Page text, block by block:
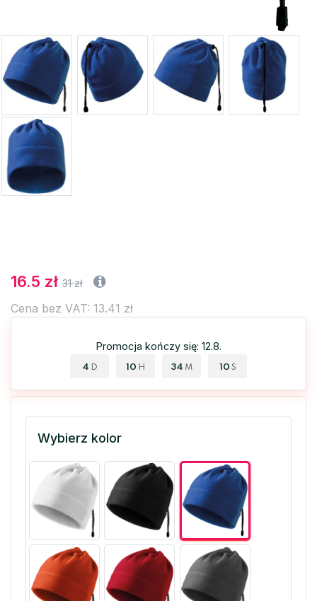
16.5 zł 31 zł
Cena bez VAT: 13.41 zł
Promocja kończy się: 12.8.
4 D 10 H 34 M 10 S
Wybierz kolor